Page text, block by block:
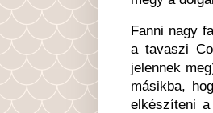
Fanni nagy
a tavaszi
jelennek
másikba,
elkészíteni